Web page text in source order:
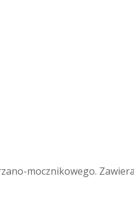
mocznikowego.